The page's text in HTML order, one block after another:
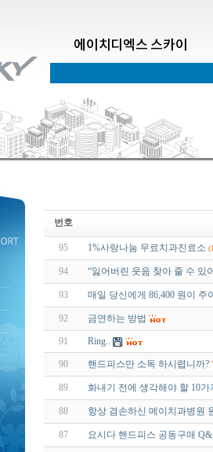
에이치디엑스 스카이
번호
95 1%사랑나눔 무료치과진료소
94 “잃어버린 웃음 찾아 줄 수 있
93 매일 당신에게 86,400 원이 주
92 금연하는 방법
91 Ring..
90 핸드피스만 소독 하시렵니까?
89 화내기 전에 생각해야 할 10가
88 항상 겸손하신 메이치과병원
87 요시다 핸드피스 공동구매